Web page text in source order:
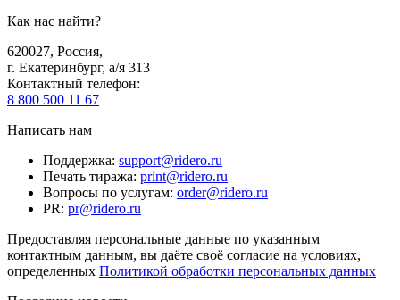
Как нас найти?
620027, Россия,
г. Екатеринбург, а/я 313
Контактный телефон:
8 800 500 11 67
Написать нам
Поддержка: support@ridero.ru
Печать тиража: print@ridero.ru
Вопросы по услугам: order@ridero.ru
PR: pr@ridero.ru
Предоставляя персональные данные по указанным
контактным данным, вы даёте своё согласие на условиях,
определенных Политикой обработки персональных данных